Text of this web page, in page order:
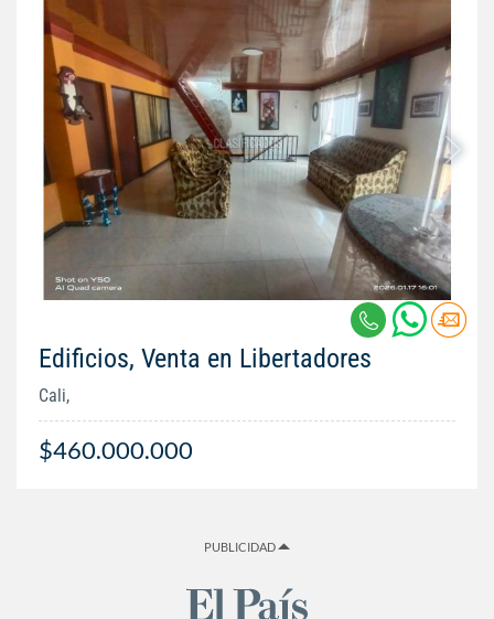
Edificios, Venta en Libertadores
Cali,
$460.000.000
PUBLICIDAD